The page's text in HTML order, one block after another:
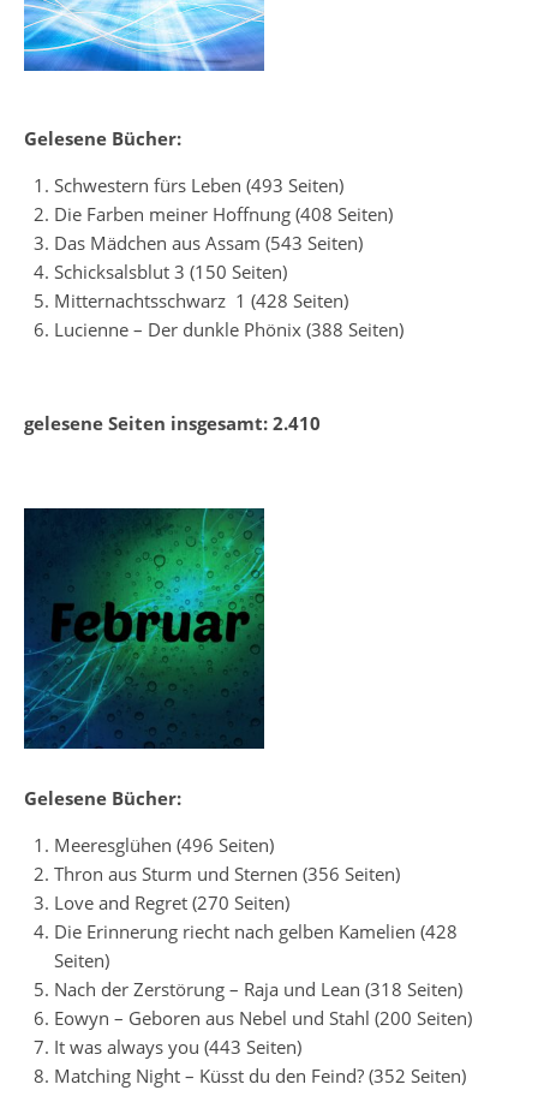
Gelesene Bücher:
Schwestern fürs Leben (493 Seiten)
Die Farben meiner Hoffnung (408 Seiten)
Das Mädchen aus Assam (543 Seiten)
Schicksalsblut 3 (150 Seiten)
Mitternachtsschwarz 1 (428 Seiten)
Lucienne – Der dunkle Phönix (388 Seiten)
gelesene Seiten insgesamt: 2.410
Gelesene Bücher:
Meeresglühen (496 Seiten)
Thron aus Sturm und Sternen (356 Seiten)
Love and Regret (270 Seiten)
Die Erinnerung riecht nach gelben Kamelien (428
Seiten)
Nach der Zerstörung – Raja und Lean (318 Seiten)
Eowyn – Geboren aus Nebel und Stahl (200 Seiten)
It was always you (443 Seiten)
Matching Night – Küsst du den Feind? (352 Seiten)